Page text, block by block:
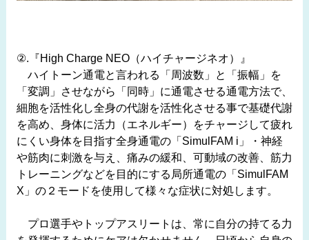
②.『High Charge NEO（ハイチャージネオ）』
ハイトーン通電と言われる「周波数」と「振幅」を
「変調」させながら「同時」に通電させる通電方法で、
細胞を活性化し全身の代謝を活性化させる事で基礎代謝
を高め、身体に活力（エネルギー）をチャージして疲れ
にくい身体を目指す全身通電の「SimulFAM i」・神経
や筋肉に刺激を与え、痛みの緩和、可動域の改善、筋力
トレーニングなどを目的にする局所通電の「SimulFAM
X」の２モードを使用して様々な症状に対処します。
プロ選手やトップアスリートは、常に自分の持てる力